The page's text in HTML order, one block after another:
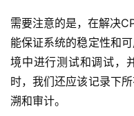
需要注意的是，在解决
能保证系统的稳定性和
境中进行测试和调试，
时，我们还应该记录下
溯和审计。